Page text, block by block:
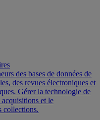
des bases de données de
des revues électroniques et
Gérer la technologie de
et le
collections.